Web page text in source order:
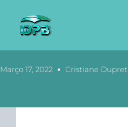
Março 17, 2022 Cristiane Dupret